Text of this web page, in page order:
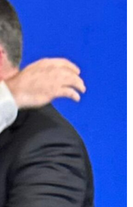
Israel
Israelische Wahlen 2026: Das ist
die Knesset – Moshe Abutbul